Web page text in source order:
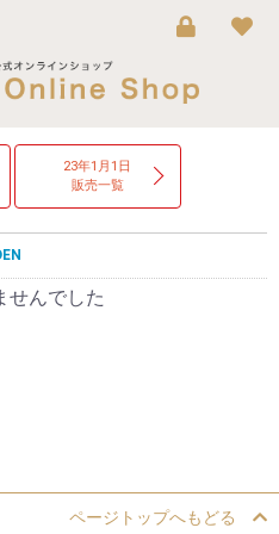
23年1月1日
販売一覧
せんでした
ページトップへもどる